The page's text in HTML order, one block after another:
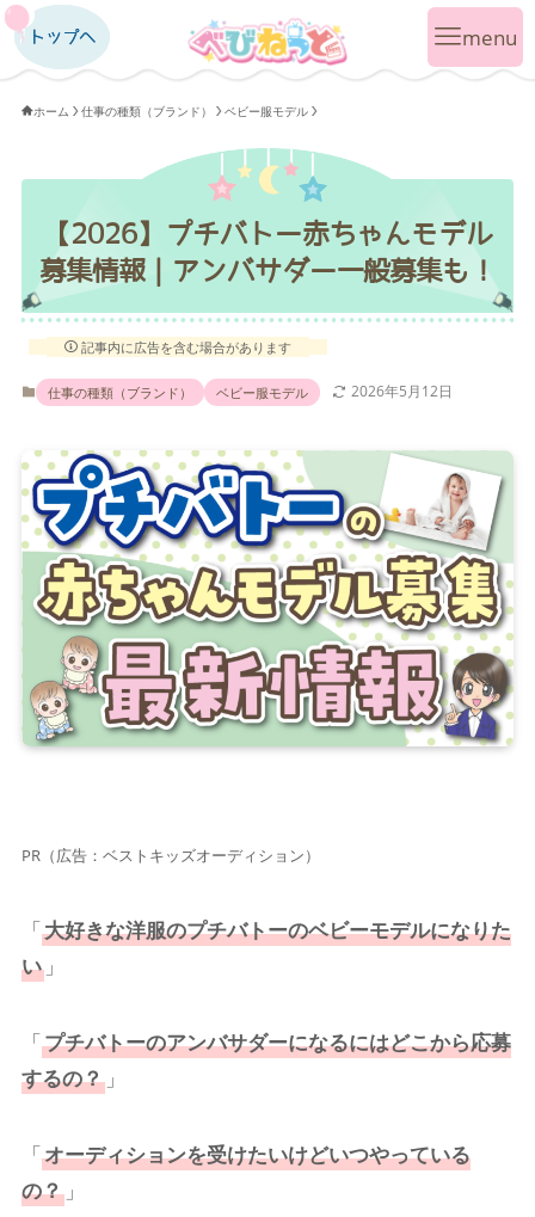
トップへ
トップへ
ホーム 仕事の種類（ブランド） ベビー服モデル
【2026】プチバトー赤ちゃんモデル
募集情報｜アンバサダー一般募集も！
記事内に広告を含む場合があります
仕事の種類（ブランド） ベビー服モデル 2026年5月12日
PR（広告：ベストキッズオーディション）
「大好きな洋服のプチバトーのベビーモデルになりた
い」
「プチバトーのアンバサダーになるにはどこから応募
するの？」
「オーディションを受けたいけどいつやっている
の？」